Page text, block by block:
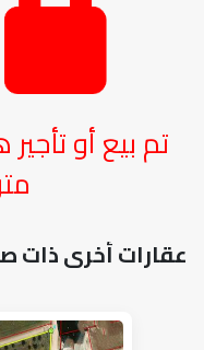
تم بيع أو تأجير
عقارات أخرى ذات